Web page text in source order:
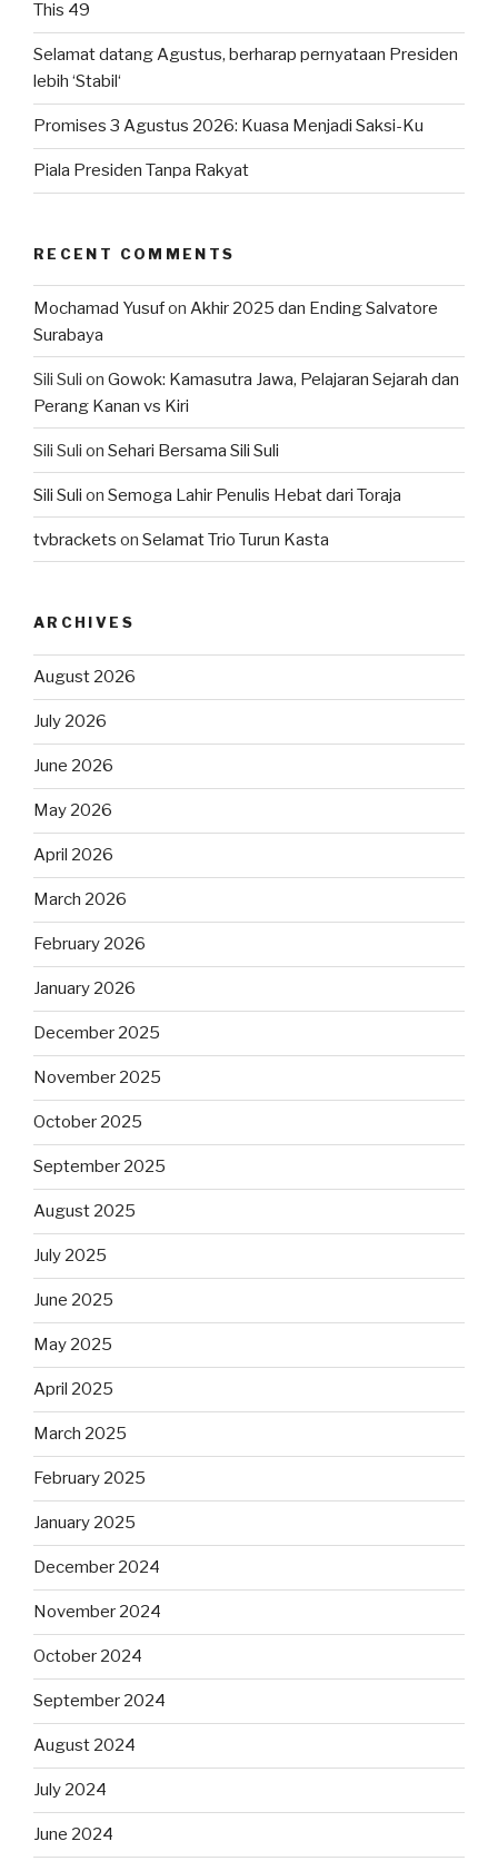
This 49
Selamat datang Agustus, berharap pernyataan Presiden
lebih ‘Stabil‘
Promises 3 Agustus 2026: Kuasa Menjadi Saksi-Ku
Piala Presiden Tanpa Rakyat
RECENT COMMENTS
Mochamad Yusufon Akhir 2025 dan Ending Salvatore
Surabaya
Sili Suli on Gowok: Kamasutra Jawa, Pelajaran Sejarah dan
Perang Kanan vs Kiri
Sili Suli on Sehari Bersama Sili Suli
Sili Suli on Semoga Lahir Penulis Hebat dari Toraja
tvbrackets on Selamat Trio Turun Kasta
ARCHIVES
August 2026
July 2026
June 2026
May 2026
April 2026
March 2026
February 2026
January 2026
December 2025
November 2025
October 2025
September 2025
August 2025
July 2025
June 2025
May 2025
April 2025
March 2025
February 2025
January 2025
December 2024
November 2024
October 2024
September 2024
August 2024
July 2024
June 2024